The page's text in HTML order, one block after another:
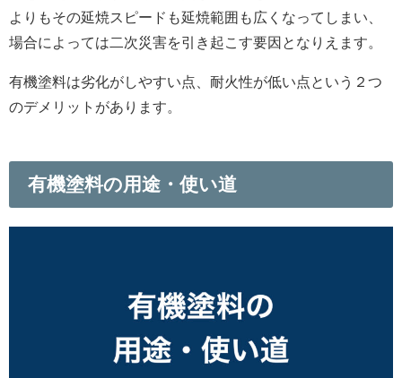
よりもその延焼スピードも延焼範囲も広くなってしまい、
場合によっては二次災害を引き起こす要因となりえます。
有機塗料は劣化がしやすい点、耐火性が低い点という２つ
のデメリットがあります。
有機塗料の用途・使い道